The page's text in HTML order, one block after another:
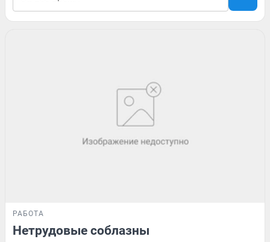
РАБОТА
Нетрудовые соблазны